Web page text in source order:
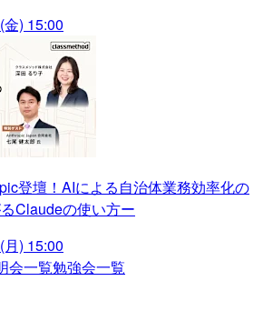
) 15:00
登壇！AIによる自治体業務効率化の
Claudeの使い方ー
) 15:00
会一覧勉強会一覧